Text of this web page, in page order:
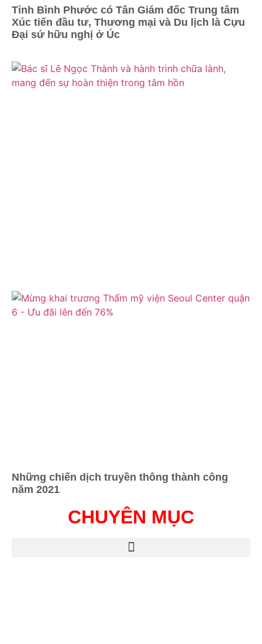
Tỉnh Bình Phước có Tân Giám đốc Trung tâm
Xúc tiến đầu tư, Thương mại và Du lịch là Cựu
Đại sứ hữu nghị ở Úc
Những chiến dịch truyền thông thành công
năm 2021
CHUYÊN MỤC